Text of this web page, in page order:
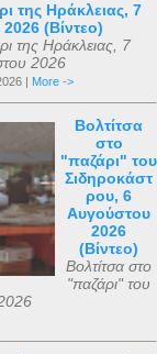
της Ηράκλειας, 7
(Βίντεο)
της Ηράκλειας, 7
2026
| More ->
Βολτίτσα
στο
"παζάρι" του
Σιδηροκάστ
ρου, 6
Αυγούστου
2026
(Βίντεο)
Βολτίτσα στο
"παζάρι" του